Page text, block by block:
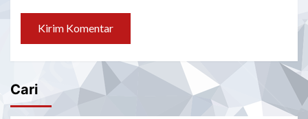
Cari